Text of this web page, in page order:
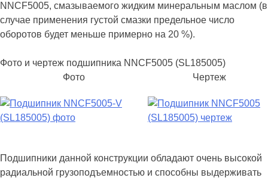
NNCF5005, смазываемого жидким минеральным маслом (в
случае применения густой смазки предельное число
оборотов будет меньше примерно на 20 %).
Фото и чертеж подшипника NNCF5005 (SL185005)
Фото
Чертеж
Подшипники данной конструкции обладают очень высокой
радиальной грузоподъемностью и способны выдерживать